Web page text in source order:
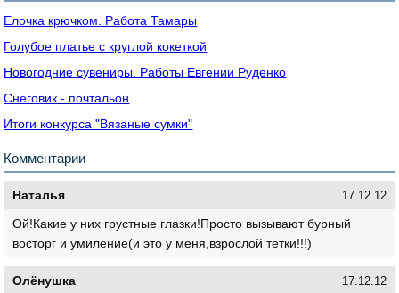
Елочка крючком. Работа Тамары
Голубое платье с круглой кокеткой
Новогодние сувениры. Работы Евгении Руденко
Снеговик - почтальон
Итоги конкурса "Вязаные сумки"
Комментарии
Наталья 17.12.12
Ой!Какие у них грустные глазки!Просто вызывают бурный
восторг и умиление(и это у меня,взрослой тетки!!!)
Олёнушка 17.12.12